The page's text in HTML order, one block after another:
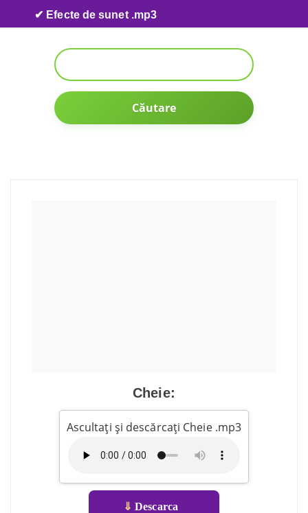
Skip to content
✔ Efecte de sunet .mp3
Căutare
Cheie:
Ascultați și descărcați Cheie .mp3
⇓ Descarca